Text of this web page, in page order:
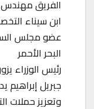
الفريق مهندس
ابن سيناء
عضو مجلس
البحر الأحمر
رئيس الوزراء
جبريل إبراهيم
وتعزيز حملات